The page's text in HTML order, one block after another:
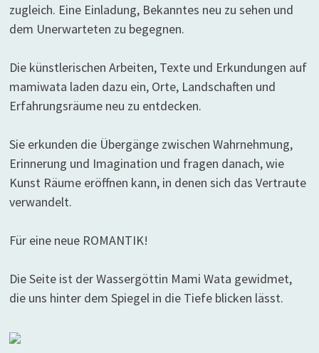
zugleich. Eine Einladung, Bekanntes neu zu sehen und
dem Unerwarteten zu begegnen.
Die künstlerischen Arbeiten, Texte und Erkundungen auf
mamiwata laden dazu ein, Orte, Landschaften und
Erfahrungsräume neu zu entdecken.
Sie erkunden die Übergänge zwischen Wahrnehmung,
Erinnerung und Imagination und fragen danach, wie
Kunst Räume eröffnen kann, in denen sich das Vertraute
verwandelt.
Für eine neue ROMANTIK!
Die Seite ist der Wassergöttin Mami Wata gewidmet,
die uns hinter dem Spiegel in die Tiefe blicken lässt.